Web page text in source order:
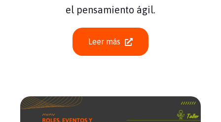
el pensamiento ágil.
Leer más